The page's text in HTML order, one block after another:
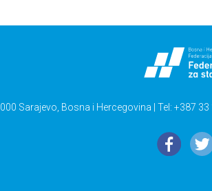
Sarajevo, Bosna i Hercegovina | Tel: +387